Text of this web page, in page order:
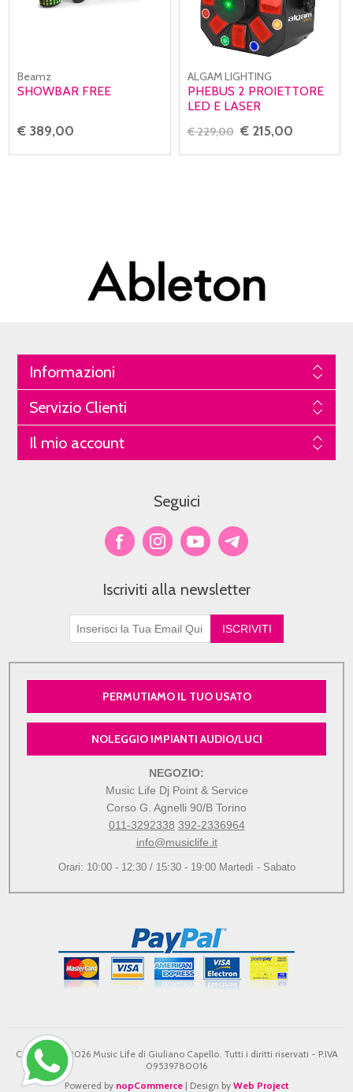
Beamz
SHOWBAR FREE
€ 389,00
ALGAM LIGHTING
PHEBUS 2 PROIETTORE
LED E LASER
€ 229,00 € 215,00
Informazioni
Servizio Clienti
Il mio account
Seguici
Iscriviti alla newsletter
PERMUTIAMO IL TUO USATO
NOLEGGIO IMPIANTI AUDIO/LUCI
NEGOZIO:
Music Life Dj Point & Service
Corso G. Agnelli 90/B Torino
011-3292338 392-2336964
info@musiclife.it
Orari: 10:00 - 12:30 / 15:30 - 19:00 Martedì - Sabato
Copyright © 2026 Music Life di Giuliano Capello. Tutti i diritti riservati - P.IVA
09539780016
Powered by nopCommerce| Design by Web Project